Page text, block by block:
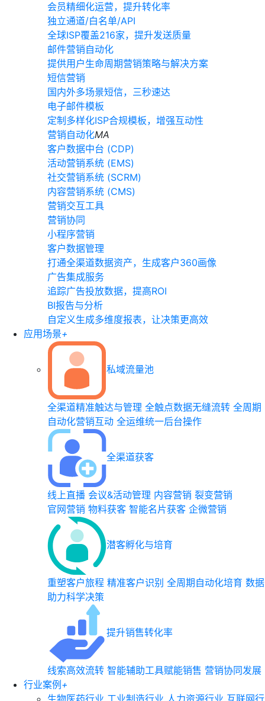
会员精细化运营，提升转化率
独立通道/白名单/API
全球ISP覆盖216家，提升发送质量
邮件营销自动化
提供用户生命周期营销策略与解决方案
短信营销
国内外多场景短信，三秒速达
电子邮件模板
定制多样化ISP合规模板，增强互动性
营销自动化MA
客户数据中台 (CDP)
活动营销系统 (EMS)
社交营销系统 (SCRM)
内容营销系统 (CMS)
营销交互工具
营销协同
小程序营销
客户数据管理
打通全渠道数据资产，生成客户360画像
广告集成服务
追踪广告投放数据，提高ROI
BI报告与分析
自定义生成多维度报表，让决策更高效
应用场景+
私域流量池
全渠道精准触达与管理 全触点数据无缝流转 全周期
自动化营销互动 全运维统一后台操作
全渠道获客
线上直播 会议&活动管理 内容营销 裂变营销
官网营销 物料获客 智能名片获客 企微营销
潜客孵化与培育
重塑客户旅程 精准客户识别 全周期自动化培育 数据
助力科学决策
提升销售转化率
线索高效流转 智能辅助工具赋能销售 营销协同发展
行业案例 +
生物医药行业 工业制造行业 人力资源行业 互联网行